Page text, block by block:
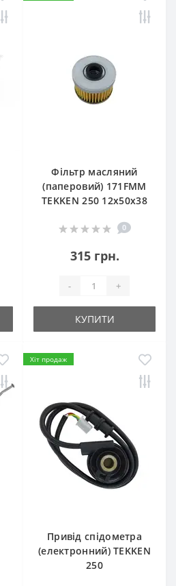
Фільтр масляний
(паперовий) 171FMM
TEKKEN 250 12х50х38
0
315 грн.
- +
КУПИТИ
Хіт продаж
Привід спідометра
(електронний) TEKKEN
250